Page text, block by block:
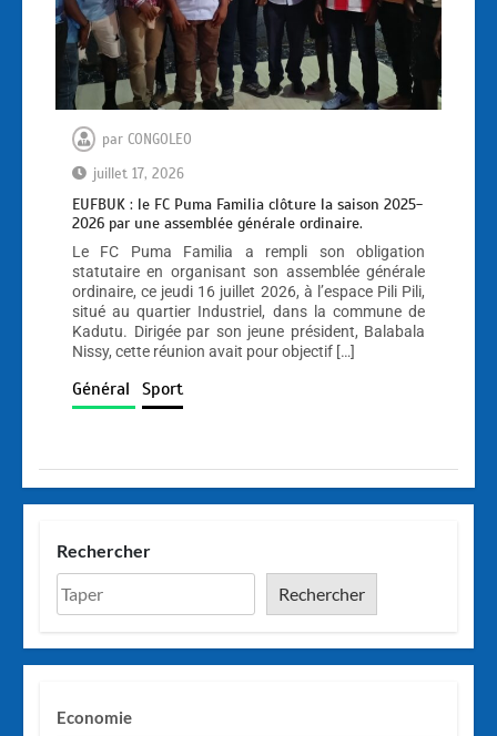
par CONGOLEO
juillet 17, 2026
EUFBUK : le FC Puma Familia clôture la saison 2025-
2026 par une assemblée générale ordinaire.
Le FC Puma Familia a rempli son obligation
statutaire en organisant son assemblée générale
ordinaire, ce jeudi 16 juillet 2026, à l’espace Pili Pili,
situé au quartier Industriel, dans la commune de
Kadutu. Dirigée par son jeune président, Balabala
Nissy, cette réunion avait pour objectif […]
Général Sport
Rechercher
Rechercher
Economie